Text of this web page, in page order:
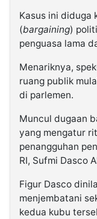
Kasus ini diduga
(bargaining)
penguasa lama
Menariknya,
ruang publik
di parlemen.
Muncul dugaan
yang mengatur
penangguhan
RI, Sufmi Dasco
Figur Dasco
menjembatani
kedua kubu